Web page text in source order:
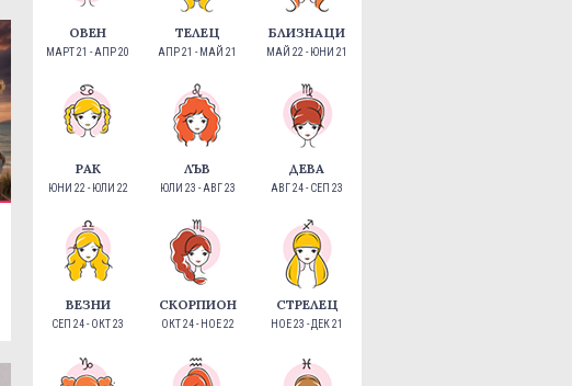
ОВЕН
МАРТ 21 - АПР 20
ТЕЛЕЦ
АПР 21 - МАЙ 21
БЛИЗНАЦИ
МАЙ 22 - ЮНИ 21
РАК
ЮНИ 22 - ЮЛИ 22
ЛЪВ
ЮЛИ 23 - АВГ 23
ДЕВА
АВГ 24 - СЕП 23
ВЕЗНИ
СЕП 24 - ОКТ 23
СКОРПИОН
ОКТ 24 - НОЕ 22
СТРЕЛЕЦ
НОЕ 23 - ДЕК 21